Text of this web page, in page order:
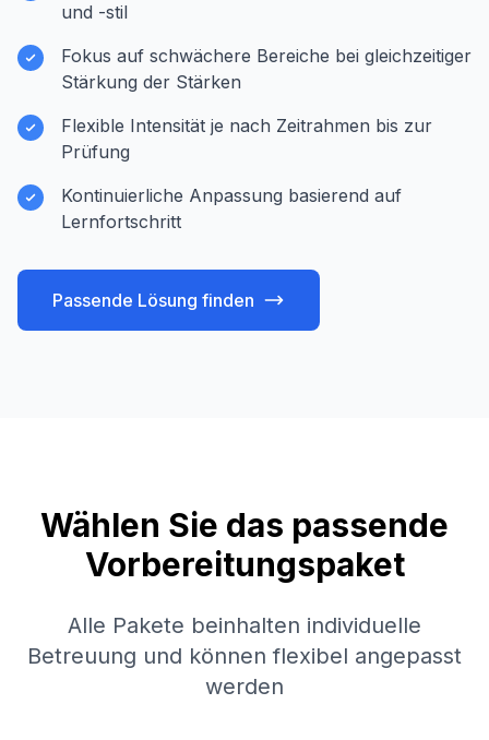
und -stil
Fokus auf schwächere Bereiche bei gleichzeitiger
Stärkung der Stärken
Flexible Intensität je nach Zeitrahmen bis zur
Prüfung
Kontinuierliche Anpassung basierend auf
Lernfortschritt
Passende Lösung finden
Wählen Sie das passende
Vorbereitungspaket
Alle Pakete beinhalten individuelle
Betreuung und können flexibel angepasst
werden